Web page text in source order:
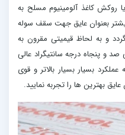
روکش کاغذ آلومینیوم مسلح به
بعنوان عایق جهت سقف سوله
و به لحاظ قیمیتی مقرون به
و پنجاه درجه سانتیگراد عالی
بسیار بسیار بالاتر و قوی
بهترین ها را تجربه نمایید.